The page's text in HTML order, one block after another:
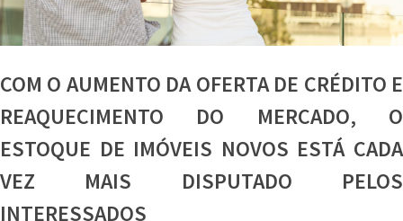
COM O AUMENTO DA OFERTA DE CRÉDITO E
REAQUECIMENTO DO MERCADO, O
ESTOQUE DE IMÓVEIS NOVOS ESTÁ CADA
VEZ MAIS DISPUTADO PELOS
INTERESSADOS